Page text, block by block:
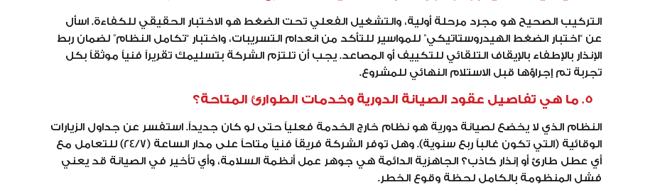
التركيب الصحيح هو مجرد مرحلة أولية، والتشغيل الفعلي تحت الضغط هو الاختبار الحقيقي للكفاءة. اسأل
عن “اختبار الضغط الهيدروستاتيكي” للمواسير للتأكد من انعدام التسريبات، واختبار “تكامل النظام” لضمان ربط
الإنذار بالإطفاء بالإيقاف التلقائي للتكييف أو المصاعد. يجب أن تلتزم الشركة بتسليمك تقريراً فنياً موثقاً بكل
تجربة تم إجراؤها قبل الاستلام النهائي للمشروع.
النظام الذي لا يخضع لصيانة دورية هو نظام خارج الخدمة فعلياً حتى لو كان جديداً. استفسر عن جداول الزيارات
الوقائية (التي تكون غالباً ربع سنوية). وهل توفر الشركة فريقاً فنياً متاحاً على مدار الساعة (24/7) للتعامل مع
أي عطل طارئ أو إنذار كاذب؟ الجاهزية الدائمة هي جوهر عمل أنظمة السلامة، وأي تأخير في الصيانة قد يعني
فشل المنظومة بالكامل لحظة وقوع الخطر.